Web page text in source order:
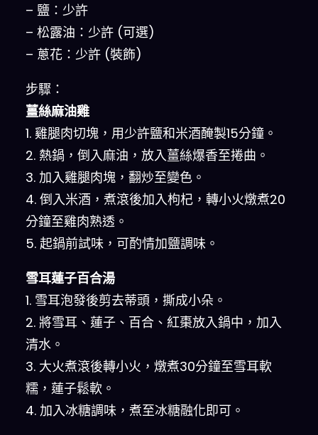
– 鹽：少許
– 松露油：少許 (可選)
– 蔥花：少許 (裝飾)
步驟：
薑絲麻油雞
1. 雞腿肉切塊，用少許鹽和米酒醃製15分鐘。
2. 熱鍋，倒入麻油，放入薑絲爆香至捲曲。
3. 加入雞腿肉塊，翻炒至變色。
4. 倒入米酒，煮滾後加入枸杞，轉小火燉煮20
分鐘至雞肉熟透。
5. 起鍋前試味，可酌情加鹽調味。
雪耳蓮子百合湯
1. 雪耳泡發後剪去蒂頭，撕成小朵。
2. 將雪耳、蓮子、百合、紅棗放入鍋中，加入
清水。
3. 大火煮滾後轉小火，燉煮30分鐘至雪耳軟
糯，蓮子鬆軟。
4. 加入冰糖調味，煮至冰糖融化即可。